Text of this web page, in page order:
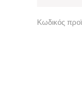
Κωδικός